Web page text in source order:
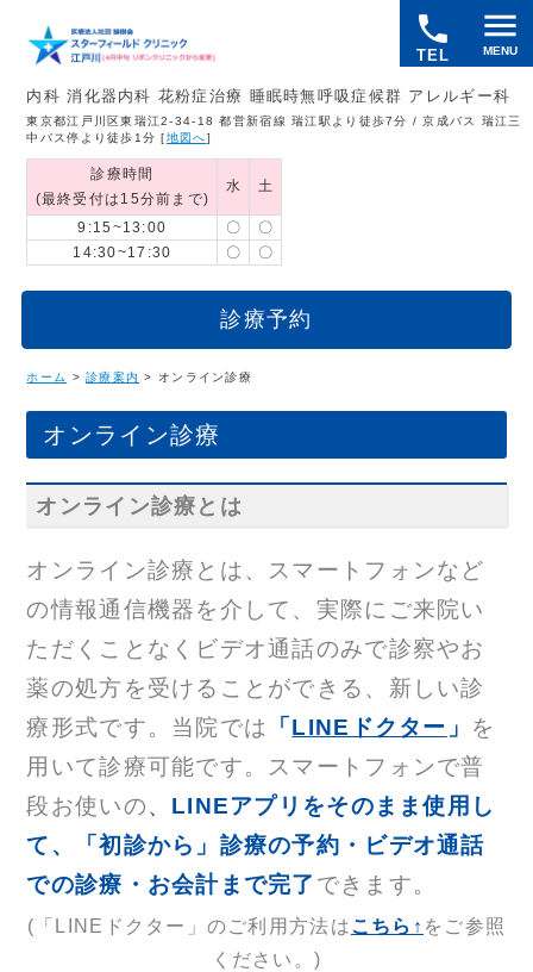
menu
内科 消化器内科 花粉症治療 睡眠時無呼吸症候群 アレルギー科
東京都江戸川区東瑞江2-34-18 都営新宿線 瑞江駅より徒歩7分 / 京成バス 瑞江三
中バス停より徒歩1分 [地図へ]
local_phone
診療時間
(最終受付は15分前まで)
水 土
9:15~13:00 〇
〇
14:30~17:30
〇 〇
診療予約
ホーム >診療案内 > オンライン診療
オンライン診療
オンライン診療とは
オンライン診療とは、スマートフォンなど
の情報通信機器を介して、実際にご来院い
ただくことなくビデオ通話のみで診察やお
薬の処方を受けることができる、新しい診
療形式です。 当院では 「 LINEドクター 」 を
用いて診療可能です。 スマートフォンで普
段お使いの、 LINEアプリをそのまま使用し
て、「初診から」診療の予約・ビデオ通話
での診療・お会計まで完了 できます。
(「LINEドクター」のご利用方法はこちら↑ をご参照
ください。)